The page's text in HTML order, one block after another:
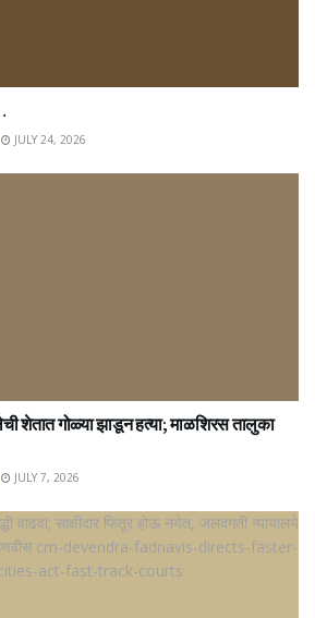
JULY 24, 2026
शेतात गोळ्या झाडून हत्या; माळशिरस तालुका
JULY 7, 2026